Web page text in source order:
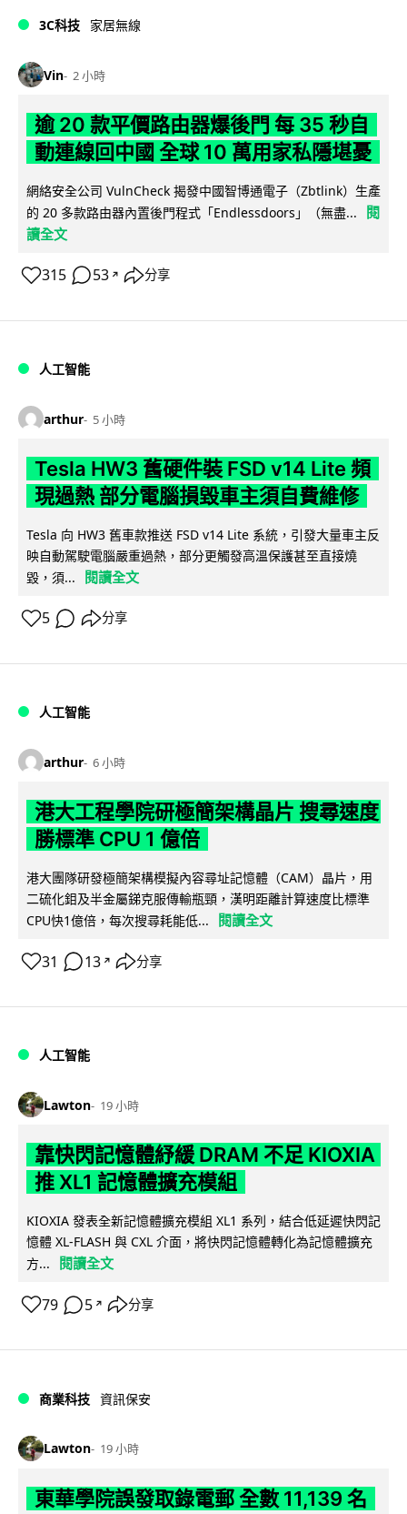
3C科技 家居無線
Vin 2 小時
逾 20 款平價路由器爆後門 每 35 秒自
動連線回中國 全球 10 萬用家私隱堪憂
網絡安全公司 VulnCheck 揭發中國智博通電子（Zbtlink）生產
的 20 多款路由器內置後門程式「Endlessdoors」（無盡...
閱
讀全文
315 53 ↗ 分享
人工智能
arthur 5 小時
Tesla HW3 舊硬件裝 FSD v14 Lite 頻
現過熱 部分電腦損毀車主須自費維修
Tesla 向 HW3 舊車款推送 FSD v14 Lite 系統，引發大量車主反
映自動駕駛電腦嚴重過熱，部分更觸發高溫保護甚至直接燒
毀，須...
閱讀全文
5 分享
人工智能
arthur 6 小時
港大工程學院研極簡架構晶片 搜尋速度
勝標準 CPU 1 億倍
港大團隊研發極簡架構模擬內容尋址記憶體（CAM）晶片，用
二硫化鉬及半金屬銻克服傳輸瓶頸，漢明距離計算速度比標準
CPU快1億倍，每次搜尋耗能低...
閱讀全文
31 13 ↗ 分享
人工智能
Lawton 19 小時
靠快閃記憶體紓緩 DRAM 不足 KIOXIA
推 XL1 記憶體擴充模組
KIOXIA 發表全新記憶體擴充模組 XL1 系列，結合低延遲快閃記
憶體 XL-FLASH 與 CXL 介面，將快閃記憶體轉化為記憶體擴充
方...
閱讀全文
79 5 ↗ 分享
商業科技 資訊保安
Lawton 19 小時
東華學院誤發取錄電郵 全數 11,139 名